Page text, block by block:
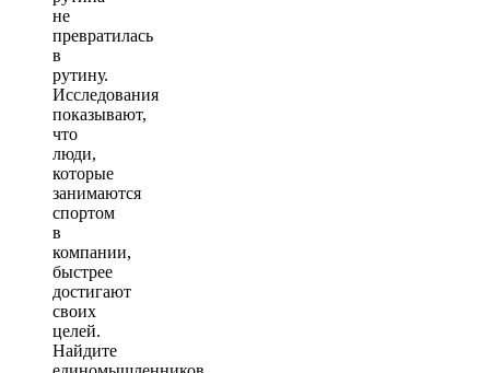
не
превратилась
в
рутину.
Исследования
показывают,
что
люди,
которые
занимаются
спортом
в
компании,
быстрее
достигают
своих
целей.
Найдите